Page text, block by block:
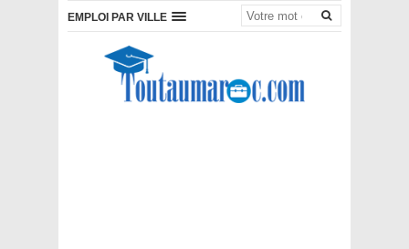
EMPLOI PAR VILLE